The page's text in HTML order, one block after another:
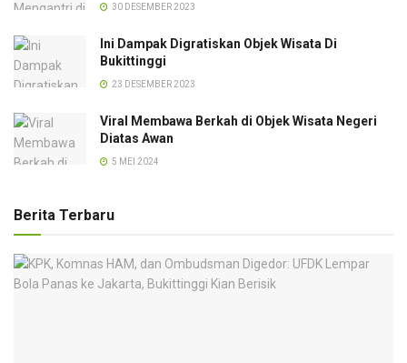
30 DESEMBER 2023
Ini Dampak Digratiskan Objek Wisata Di
Bukittinggi
23 DESEMBER 2023
Viral Membawa Berkah di Objek Wisata Negeri
Diatas Awan
5 MEI 2024
Berita Terbaru